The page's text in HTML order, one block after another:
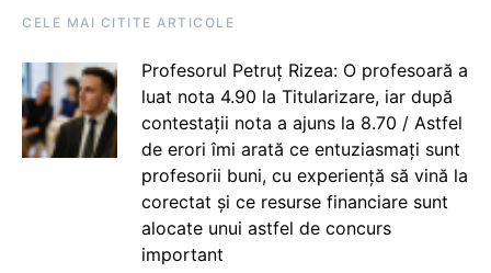
CELE MAI CITITE ARTICOLE
Profesorul Petruț Rizea: O profesoară a
luat nota 4.90 la Titularizare, iar după
contestații nota a ajuns la 8.70 / Astfel
de erori îmi arată ce entuziasmați sunt
profesorii buni, cu experiență să vină la
corectat și ce resurse financiare sunt
alocate unui astfel de concurs
important